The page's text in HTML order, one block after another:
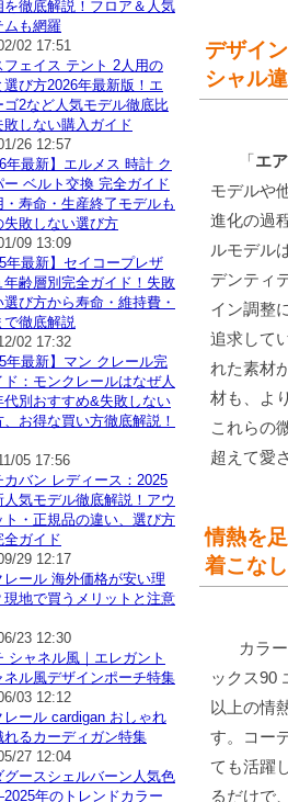
デザイ
シャル
「エ
モデルや
進化の過
ルモデル
デンティ
イン調整
追求して
れた素材
材も、よ
これらの
超えて愛
情熱を
着こなし
カラ
ックス90
以上の情
す。コー
ても活躍
るだけで
を徹底解説！フロア＆人気
ムも網羅
02 17:51
フェイス テント 2人用の
選び方2026年最新版！エ
ゴ2など人気モデル徹底比
敗しない購入ガイド
26 12:57
年最新】エルメス 時計 ク
ー ベルト交換 完全ガイド
・寿命・生産終了モデルも
失敗しない選び方
09 13:09
年最新】セイコープレザ
年齢層別完全ガイド！失敗
選び方から寿命・維持費・
で徹底解説
02 17:32
年最新】マン クレール完
ド：モンクレールはなぜ人
代別おすすめ&失敗しない
、お得な買い方徹底解説！
05 17:56
カバン レディース：2025
人気モデル徹底解説！アウ
ト・正規品の違い、選び方
全ガイド
29 12:17
レール 海外価格が安い理
現地で買うメリットと注意
23 12:30
シャネル風｜エレガント
ネル風デザインポーチ特集
03 12:12
レール cardigan おしゃれ
れるカーディガン特集
27 12:04
グースシェルバーン人気色
年のトレンドカラー